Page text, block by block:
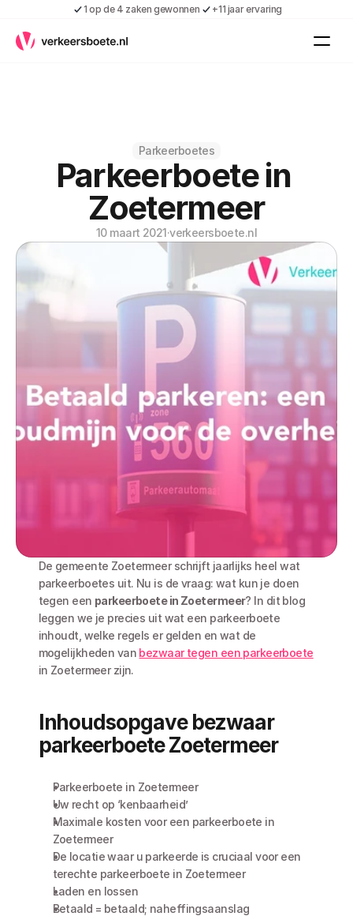
1 op de 4 zaken gewonnen +11 jaar ervaring
Kennis
Contact
Shop
Over ons
Inloggen
Parkeerboetes
Parkeerboete in
Zoetermeer
10 maart 2021·verkeersboete.nl
De gemeente Zoetermeer schrijft jaarlijks heel wat
parkeerboetes uit. Nu is de vraag: wat kun je doen
tegen een parkeerboete in Zoetermeer? In dit blog
leggen we je precies uit wat een parkeerboete
inhoudt, welke regels er gelden en wat de
mogelijkheden van bezwaar tegen een parkeerboete
in Zoetermeer zijn.
Inhoudsopgave bezwaar
parkeerboete Zoetermeer
Parkeerboete in Zoetermeer
Uw recht op ‘kenbaarheid’
Maximale kosten voor een parkeerboete in
Zoetermeer
De locatie waar u parkeerde is cruciaal voor een
terechte parkeerboete in Zoetermeer
Laden en lossen
Betaald = betaald; naheffingsaanslag